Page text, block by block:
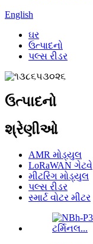
English
ઘર
ઉત્પાદનો
પલ્સ રીડર
ઉત્પાદનો
શ્રેણીઓ
AMR મોડ્યુલ
LoRaWAN ગેટવે
મીટરિંગ મોડ્યુલ
પલ્સ રીડર
સ્માર્ટ વોટર મીટર